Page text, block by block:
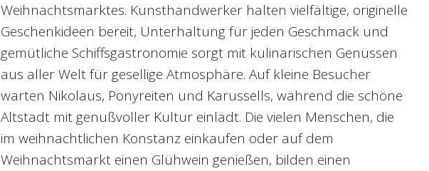
Weihnachtsmarktes. Kunsthandwerker halten vielfältige, originelle
Geschenkideen bereit, Unterhaltung für jeden Geschmack und
gemütliche Schiffsgastronomie sorgt mit kulinarischen Genüssen
aus aller Welt für gesellige Atmosphäre. Auf kleine Besucher
warten Nikolaus, Ponyreiten und Karussells, während die schöne
Altstadt mit genußvoller Kultur einlädt. Die vielen Menschen, die
im weihnachtlichen Konstanz einkaufen oder auf dem
Weihnachtsmarkt einen Glühwein genießen, bilden einen